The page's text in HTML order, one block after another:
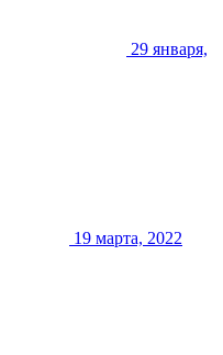
29 января,
19 марта, 2022